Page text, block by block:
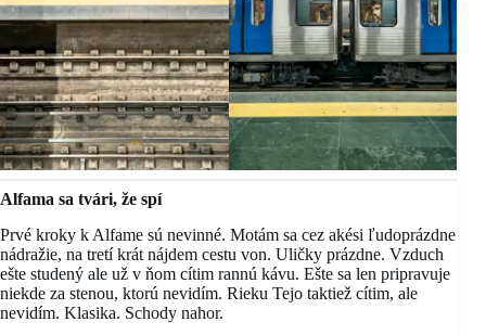
Alfama sa tvári, že spí
Prvé kroky k Alfame sú nevinné. Motám sa cez akési ľudoprázdne
nádražie, na tretí krát nájdem cestu von. Uličky prázdne. Vzduch
ešte studený ale už v ňom cítim rannú kávu. Ešte sa len pripravuje
niekde za stenou, ktorú nevidím. Rieku Tejo taktiež cítim, ale
nevidím. Klasika. Schody nahor.